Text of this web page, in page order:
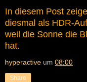
In diesem Post
diesmal als HDR-
weil die Sonne die
hat.
hyperactive um 08:00
Share